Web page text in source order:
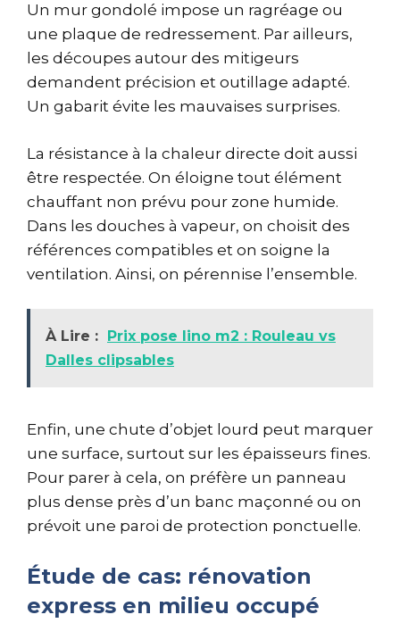
Un mur gondolé impose un ragréage ou
une plaque de redressement. Par ailleurs,
les découpes autour des mitigeurs
demandent précision et outillage adapté.
Un gabarit évite les mauvaises surprises.
La résistance à la chaleur directe doit aussi
être respectée. On éloigne tout élément
chauffant non prévu pour zone humide.
Dans les douches à vapeur, on choisit des
références compatibles et on soigne la
ventilation. Ainsi, on pérennise l’ensemble.
À Lire : Prix pose lino m2 : Rouleau vs
Dalles clipsables
Enfin, une chute d’objet lourd peut marquer
une surface, surtout sur les épaisseurs fines.
Pour parer à cela, on préfère un panneau
plus dense près d’un banc maçonné ou on
prévoit une paroi de protection ponctuelle.
Étude de cas: rénovation
express en milieu occupé